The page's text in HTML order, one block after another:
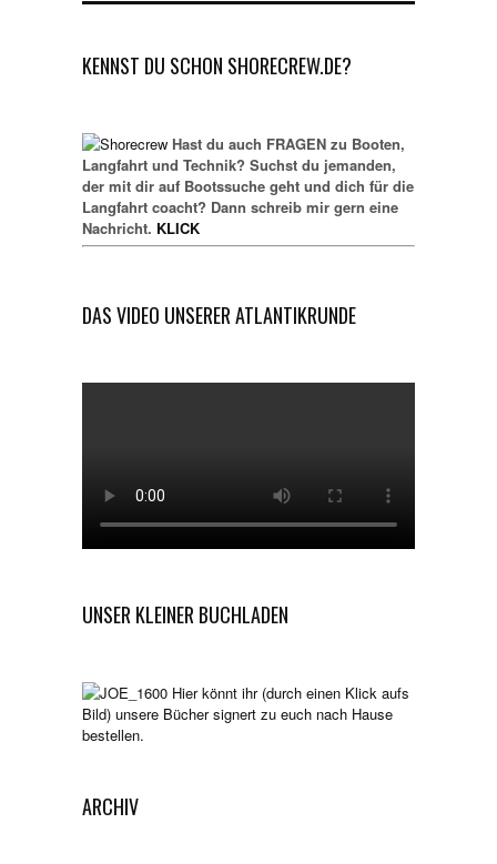
KENNST DU SCHON SHORECREW.DE?
Hast du auch FRAGEN zu Booten,
Langfahrt und Technik? Suchst du jemanden,
der mit dir auf Bootssuche geht und dich für die
Langfahrt coacht? Dann schreib mir gern eine
Nachricht. KLICK
DAS VIDEO UNSERER ATLANTIKRUNDE
UNSER KLEINER BUCHLADEN
Hier könnt ihr (durch einen Klick aufs
Bild) unsere Bücher signert zu euch nach Hause
bestellen.
ARCHIV